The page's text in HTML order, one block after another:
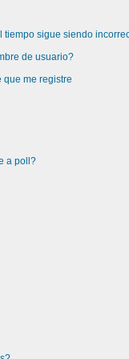
tiempo sigue siendo
de usuario?
que me registre
a poll?